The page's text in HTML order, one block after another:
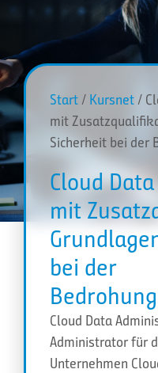
Start / Kursnet/
mit
Sicherheit bei der
Cloud
mit
bei der
Cloud Data
Administrator für
Unternehmen